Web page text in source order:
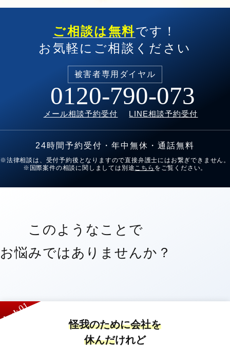
ご相談は無料です！
お気軽にご相談ください
被害者専用 ダイヤル
0120-790-073
メール相談予約受付 LINE相談予約受付
24時間予約受付・年中無休・通話無料
※法律相談は、受付予約後となりますので直接弁護士にはお繋ぎできません。
※国際案件の相談に関しましては別途 こちら をご覧ください。
このようなことで
お悩みではありませんか？
01
怪我のために会社を
休んだけれど